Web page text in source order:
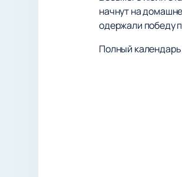
начнут на
одержали победу
Полный